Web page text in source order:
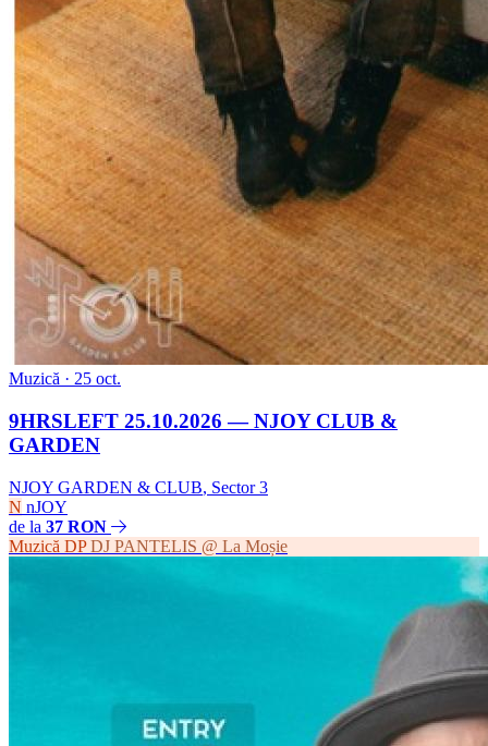
Muzică · 25 oct.
9HRSLEFT 25.10.2026 — NJOY CLUB &
GARDEN
NJOY GARDEN & CLUB, Sector 3
N nJOY
de la 37 RON
Muzică DP DJ PANTELIS @ La Moșie